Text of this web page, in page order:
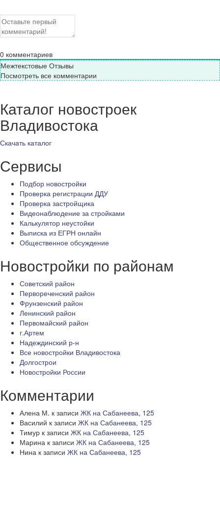
0 комментариев
Межтекстовые Отзывы
Посмотреть все комментарии
Каталог новостроек
Владивостока
Скачать каталог
Сервисы
Подбор новостройки
Проверка регистрации ДДУ
Проверка застройщика
Видеонаблюдение за стройками
Калькулятор неустойки
Выписка из ЕГРН онлайн
Общественное обсуждение
Новостройки по районам
Советский район
Первореченский район
Фрунзенский район
Ленинский район
Первомайский район
г.Артем
Надеждинский р-н
Все новостройки Владивостока
Долгострои
Новостройки России
Комментарии
Алена М. к записи ЖК на Сабанеева, 125
Василий к записи ЖК на Сабанеева, 125
Тимур к записи ЖК на Сабанеева, 125
Марина к записи ЖК на Сабанеева, 125
Нина к записи ЖК на Сабанеева, 125